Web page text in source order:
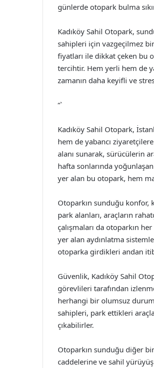
günlerde otopark bulma
Kadıköy Sahil Otopark,
sahipleri için vazgeçilmez
fiyatları ile dikkat çeken bu
tercihtir. Hem yerli hem de
zamanın daha keyifli ve
“`
Kadıköy Sahil Otopark,
hem de yabancı
alanı sunarak, sürücülerin
hafta sonlarında
yer alan bu otopark, hem
Otoparkın sunduğu konfor,
park alanları, araçların
çalışmaları da otoparkın
yer alan aydınlatma
otoparka girdikleri andan
Güvenlik, Kadıköy Sahil
görevlileri tarafından
herhangi bir olumsuz
sahipleri, park ettikleri
çıkabilirler.
Otoparkın sunduğu diğer
caddelerine ve sahil